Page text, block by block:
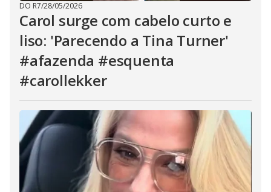
DO R7/28/05/2026
Carol surge com cabelo curto e
liso: 'Parecendo a Tina Turner'
#afazenda #esquenta
#carollekker